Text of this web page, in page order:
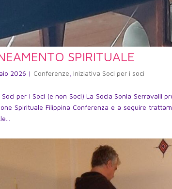
SPIRITUALE
2026 | Conferenze Iniziativa Soci per i soci
per i Soci (e non Soci) La Socia Sonia Serravalli
Spirituale Filippina Conferenza e a seguire